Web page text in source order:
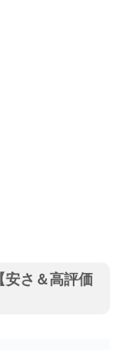
さ＆高評価